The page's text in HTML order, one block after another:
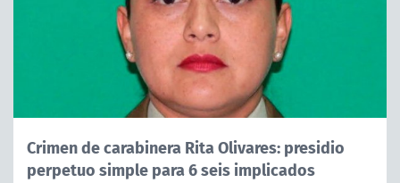
Crimen de carabinera Rita Olivares: presidio
perpetuo simple para 6 seis implicados